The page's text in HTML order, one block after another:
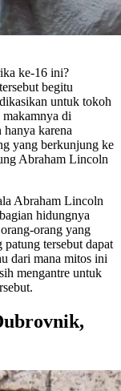
ke-16 ini?
begitu
untuk tokoh
di
karena
yang berkunjung ke
Abraham Lincoln
Abraham Lincoln
hidungnya
orang yang
tersebut dapat
dari mana mitos ini
mengantre untuk